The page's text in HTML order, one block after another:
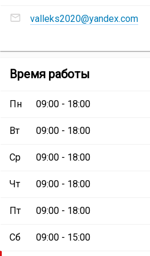
строительных
Адреса
электронной
Магазин
материалов
valleks2020@yandex.com
Время работы
материалов
Пн 09:00 - 18:00
Вт 09:00 - 18:00
Ср 09:00 - 18:00
Чт 09:00 - 18:00
Пт 09:00 - 18:00
Сб 09:00 - 15:00